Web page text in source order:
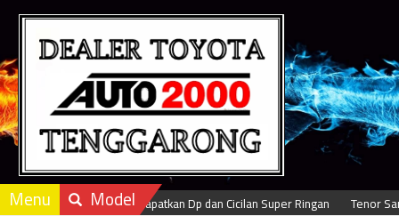
Dapatkan Dp dan Cicilan Super Ringan Tenor
Menu Model